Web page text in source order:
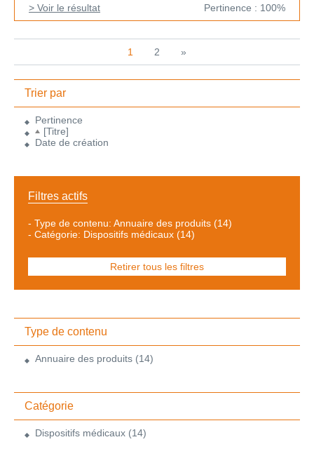
> Voir le résultat
Pertinence : 100%
1 2 »
Trier par
Pertinence
[Titre]
Date de création
Filtres actifs
- Type de contenu: Annuaire des produits (14)
- Catégorie: Dispositifs médicaux (14)
Retirer tous les filtres
Type de contenu
Annuaire des produits (14)
Catégorie
Dispositifs médicaux (14)